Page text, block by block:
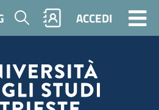
Cerca ACCEDI